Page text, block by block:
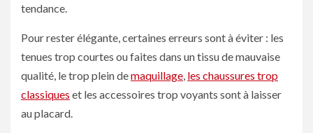
tendance.
Pour rester élégante, certaines erreurs sont à éviter : les
tenues trop courtes ou faites dans un tissu de mauvaise
qualité, le trop plein demaquillage, les chaussures trop
classiques et les accessoires trop voyants sont à laisser
au placard.